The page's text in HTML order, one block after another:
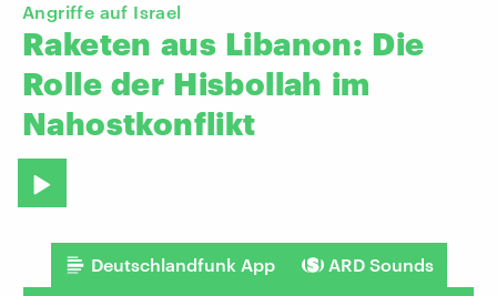
Angriffe auf Israel
Raketen aus Libanon: Die
Rolle der Hisbollah im
Nahostkonflikt
Deutschlandfunk App ARD Sounds